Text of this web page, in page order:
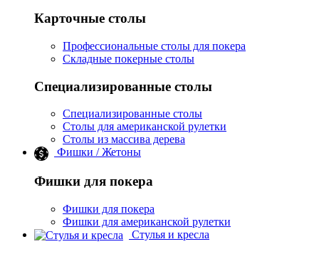
Карточные столы
Профессиональные столы для покера
Складные покерные столы
Специализированные столы
Специализированные столы
Столы для американской рулетки
Столы из массива дерева
Фишки / Жетоны
Фишки для покера
Фишки для покера
Фишки для американской рулетки
Стулья и кресла